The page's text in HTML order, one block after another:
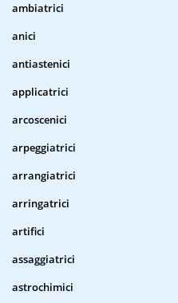
ambiatrici
anici
antiastenici
applicatrici
arcoscenici
arpeggiatrici
arrangiatrici
arringatrici
artifici
assaggiatrici
astrochimici